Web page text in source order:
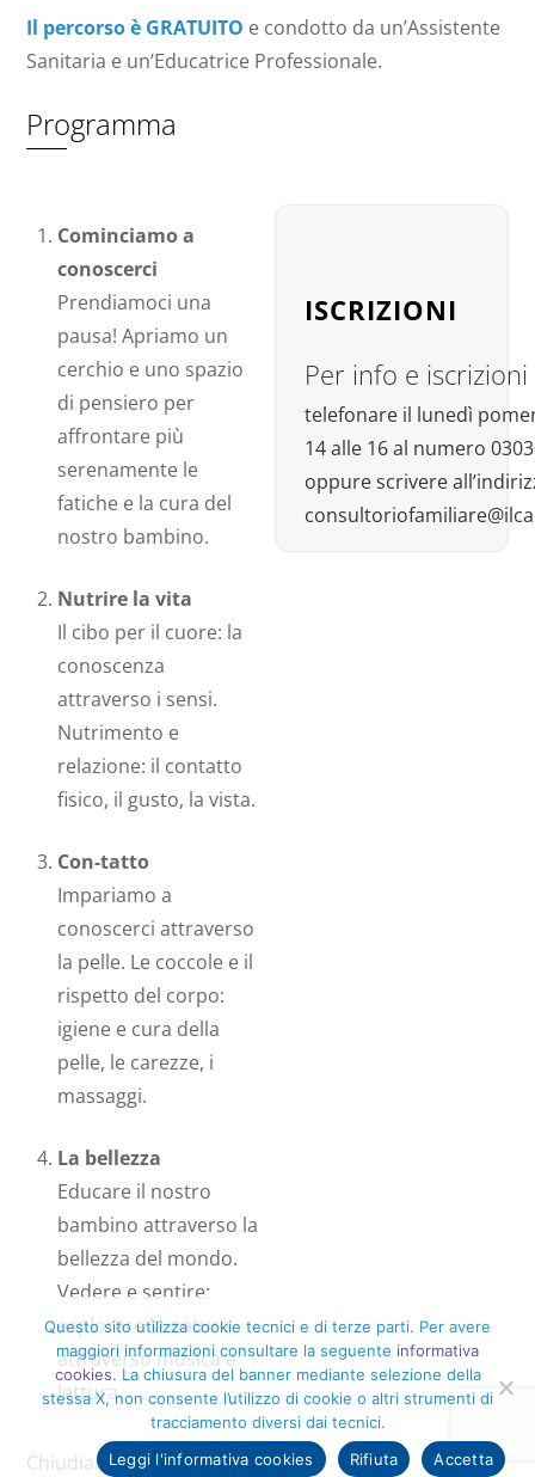
Il percorso è GRATUITO e condotto da un’Assistente
Sanitaria e un’Educatrice Professionale.
Programma
Cominciamo a
conoscerci
Prendiamoci una
pausa! Apriamo un
cerchio e uno spazio
di pensiero per
affrontare più
serenamente le
fatiche e la cura del
nostro bambino.
Nutrire la vita
Il cibo per il cuore: la
conoscenza
attraverso i sensi.
Nutrimento e
relazione: il contatto
fisico, il gusto, la vista.
Con-tatto
Impariamo a
conoscerci attraverso
la pelle. Le coccole e il
rispetto del corpo:
igiene e cura della
pelle, le carezze, i
massaggi.
La bellezza
Educare il nostro
bambino attraverso la
bellezza del mondo.
Vedere e sentire:
esplorare la natura
attraverso musica e
lettura.
Chiudiamo il cerchio
ISCRIZIONI
Per info e iscrizioni
telefonare il lunedì
14 alle 16 al numero
oppure scrivere
Questo sito utilizza cookie tecnici e di terze parti. Per avere
maggiori informazioni consultare la seguente informativa
cookies. La chiusura del banner mediante selezione della
stessa X, non consente l’utilizzo di cookie o altri strumenti di
tracciamento diversi dai tecnici.
Accetta
Rifiuta
Leggi l'informativa cookies